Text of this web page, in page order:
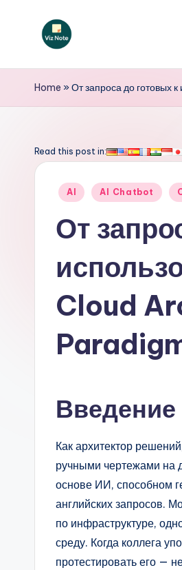
Перейти
V
iz
o
A
si
Home »От запроса до готовых
Read this post in:
Опубликовано
AI AI Chatbot
От
Cloud
Введение
Как архитектор
ручными чертежами на
основе ИИ, способном
английских запросов.
по инфраструктуре,
среду. Когда коллега
протестировать его —